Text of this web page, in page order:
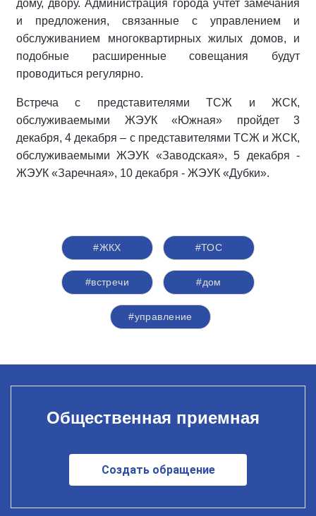
дому, двору. Администрация города учтет замечания
и предложения, связанные с управлением и
обслуживанием многоквартирных жилых домов, и
подобные расширенные совещания будут
проводиться регулярно.
Встреча с представителями ТСЖ и ЖСК,
обслуживаемыми ЖЭУК «Южная» пройдет 3
декабря, 4 декабря – с представителями ТСЖ и ЖСК,
обслуживаемыми ЖЭУК «Заводская», 5 декабря -
ЖЭУК «Заречная», 10 декабря - ЖЭУК «Дубки».
#ЖКХ #ТОС
#встречи #дом
#управление
Общественная приемная
Создать обращение